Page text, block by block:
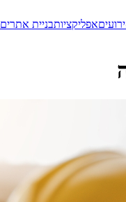
אפליקציותבניית אתרים